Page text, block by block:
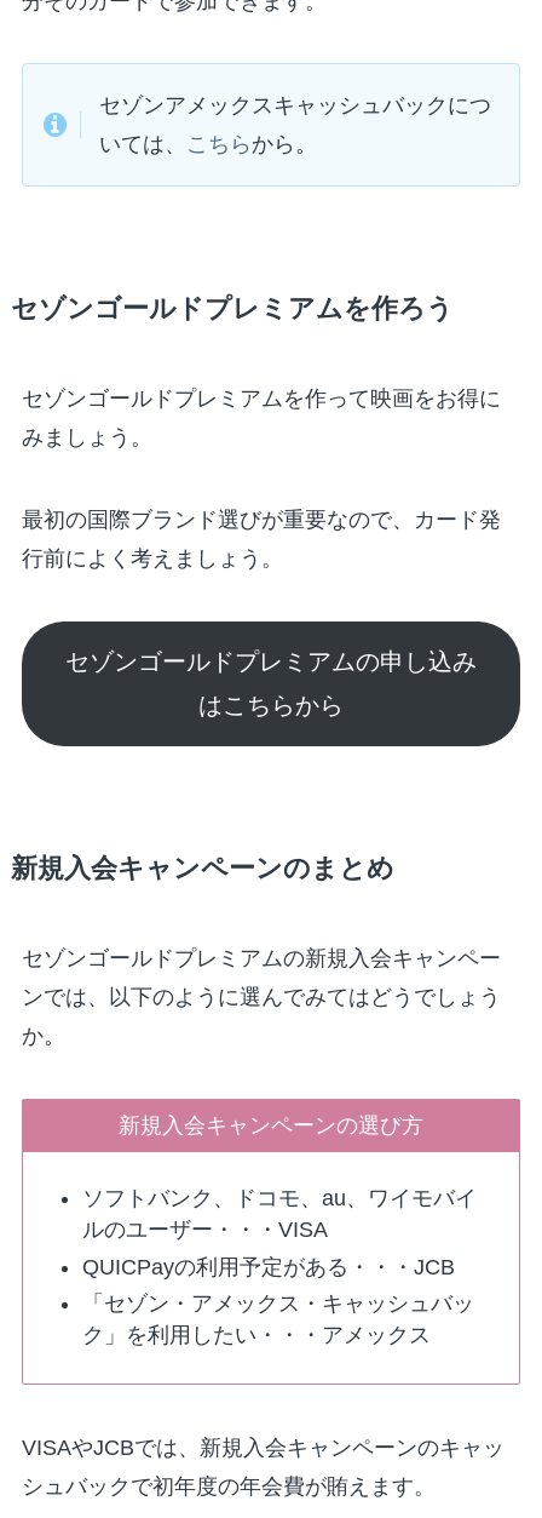
セゾンアメックスキャッシュバックにつ
いては、
こちら から。
セゾンゴールドプレミアムを作ろう
セゾンゴールドプレミアムを作って映画をお得に
みましょう。
最初の国際ブランド選びが重要なので、カード発
行前によく考えましょう。
セゾンゴールドプレミアムの申し込み
はこちらから
新規入会キャンペーンのまとめ
セゾンゴールドプレミアムの新規入会キャンペー
ンでは、以下のように選んでみてはどうでしょう
か。
新規入会キャンペーンの選び方
ソフトバンク、ドコモ、au、ワイモバイ
ルのユーザー・・・VISA
QUICPayの利用予定がある・・・JCB
「セゾン・アメックス・キャッシュバッ
ク」を利用したい・・・アメックス
VISAやJCBでは、新規入会キャンペーンのキャッ
シュバックで初年度の年会費が賄えます。